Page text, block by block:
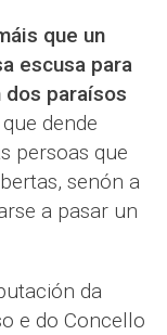
que un
escusa para
dos paraísos
dende
persoas que
senón a
a pasar un
da
e do Concello